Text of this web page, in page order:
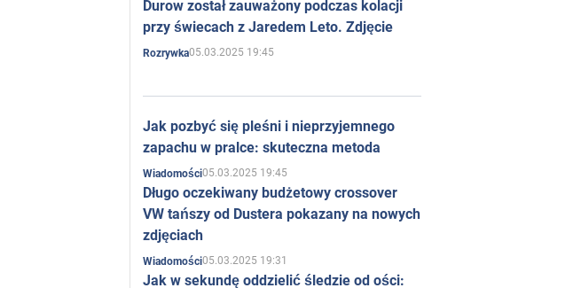
Durow został zauważony podczas kolacji
przy świecach z Jaredem Leto. Zdjęcie
Rozrywka05.03.2025 19:45
Jak pozbyć się pleśni i nieprzyjemnego
zapachu w pralce: skuteczna metoda
Wiadomości05.03.2025 19:45
Długo oczekiwany budżetowy crossover
VW tańszy od Dustera pokazany na nowych
zdjęciach
Wiadomości05.03.2025 19:31
Jak w sekundę oddzielić śledzie od ości: